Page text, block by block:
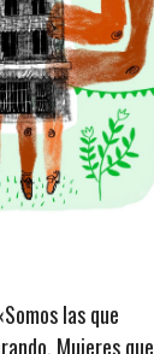
las que
Mujeres que